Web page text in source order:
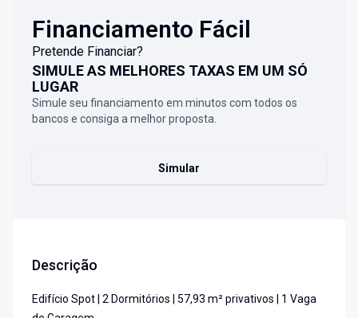
Financiamento Fácil
Pretende Financiar?
SIMULE AS MELHORES TAXAS EM UM SÓ
LUGAR
Simule seu financiamento em minutos com todos os
bancos e consiga a melhor proposta.
Simular
Descrição
Edifício Spot | 2 Dormitórios | 57,93 m² privativos | 1 Vaga